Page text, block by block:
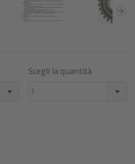
Scegli la quantità
1